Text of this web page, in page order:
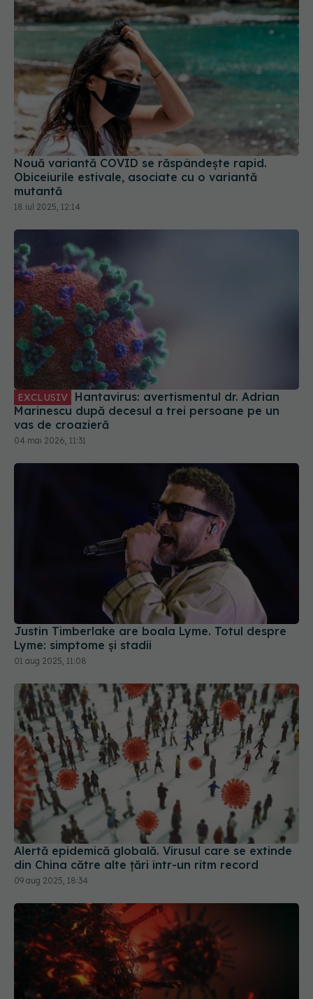
Nouă variantă COVID se răspândește rapid.
Obiceiurile estivale, asociate cu o variantă
mutantă
18 iul 2025, 12:14
EXCLUSIV
Marinescu după decesul a trei persoane pe un
vas de croazieră
04 mai 2026, 11:31
Justin Timberlake are boala Lyme. Totul despre
Lyme: simptome și stadii
01 aug 2025, 11:08
Alertă epidemică globală. Virusul care se extinde
din China către alte țări într-un ritm record
09 aug 2025, 18:34